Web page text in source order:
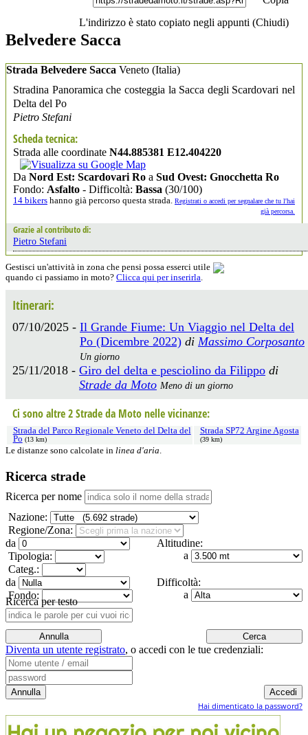
L'indirizzo è stato copiato negli appunti (Chiudi)
Belvedere Sacca
Strada Belvedere Sacca Veneto (Italia)
Stradina Panoramica che costeggia la Sacca degli Scardovari nel
Delta del Po
Pietro Stefani
Scheda tecnica:
Strada alle coordinate N44.885381 E12.404220
Da Nord Est: Scardovari Ro a Sud Ovest: Gnocchetta Ro
Fondo: Asfalto - Difficoltà: Bassa (30/100)
14 bikers hanno già percorso questa strada. Registrati o accedi per segnalare che tu l'hai
già percorsa.
Grazie al contributo di:
Pietro Stefani
Gestisci un'attività in zona che pensi possa esserci utile
quando ci passiamo in moto? Clicca qui per inserirla.
Itinerari:
07/10/2025 - Il Grande Fiume: Un Viaggio nel Delta del
Po (Dicembre 2022) di Massimo Corposanto
Un giorno
25/11/2018 - Giro del delta e pesciolino da Filippo di
Strade da Moto Meno di un giorno
Ci sono altre 2 Strade da Moto nelle vicinanze:
Strada del Parco Regionale Veneto del Delta del
Po (13 km)
Strada SP72 Argine Agosta
(39 km)
Le distanze sono calcolate in linea d'aria.
Ricerca strade
Ricerca per nome
Nazione:
Regione/Zona:
Altitudine:
da
a
Tipologia:
Categ.:
Difficoltà:
da
a
Fondo:
Ricerca per testo
Diventa un utente registrato, o accedi con le tue credenziali:
Hai dimenticato la password?